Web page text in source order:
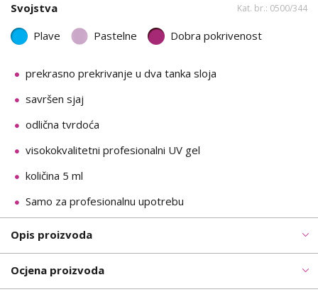
Svojstva Kat. br.: 0500/344
Plave Pastelne Dobra pokrivenost
prekrasno prekrivanje u dva tanka sloja
savršen sjaj
odlična tvrdoća
visokokvalitetni profesionalni UV gel
količina 5 ml
Samo za profesionalnu upotrebu
Opis proizvoda
Ocjena proizvoda